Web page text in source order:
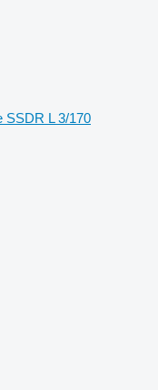
SSDR L 3/170